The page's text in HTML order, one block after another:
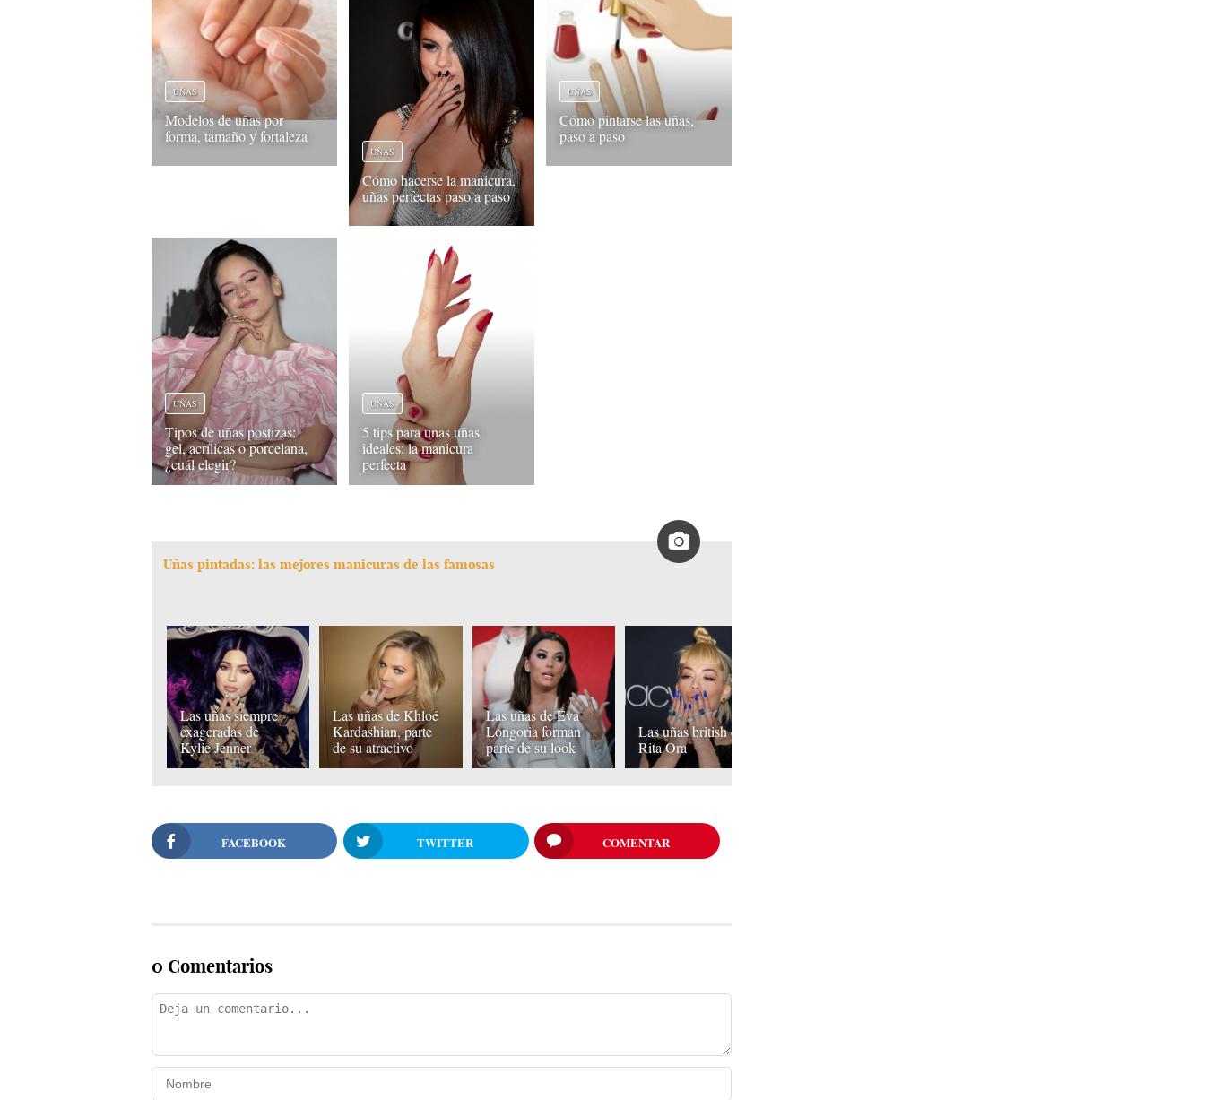
UÑAS
Modelos de uñas por
forma, tamaño y fortaleza
UÑAS
Cómo hacerse la manicura,
uñas perfectas paso a paso
UÑAS
Cómo pintarse las uñas,
paso a paso
UÑAS
Tipos de uñas postizas:
gel, acrílicas o porcelana,
¿cuál elegir?
UÑAS
5 tips para unas uñas
ideales: la manicura
perfecta
Uñas pintadas: las mejores manicuras de las famosas
Las uñas siempre
exageradas de
Kylie Jenner
Las uñas de Khloé
Kardashian, parte
de su atractivo
Las uñas de Eva
Longoria forman
parte de su look
Las uñas british de
Rita Ora
FACEBOOK TWITTER COMENTAR
0 Comentarios